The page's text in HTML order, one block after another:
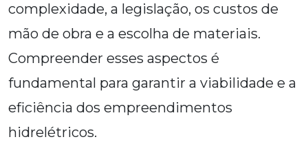
complexidade, a legislação, os custos de
mão de obra e a escolha de materiais.
Compreender esses aspectos é
fundamental para garantir a viabilidade e a
eficiência dos empreendimentos
hidrelétricos.